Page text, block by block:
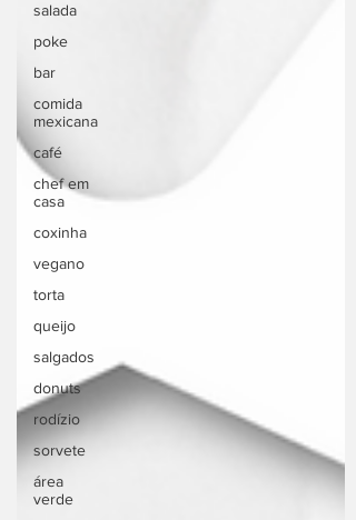
salada
poke
bar
comida
mexicana
café
chef em
casa
coxinha
vegano
torta
queijo
salgados
donuts
rodízio
sorvete
área
verde